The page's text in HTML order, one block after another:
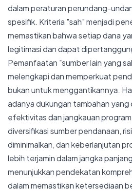
dalam peraturan perundang-
spesifik. Kriteria "sah" menjadi
memastikan bahwa setiap dana
legitimasi dan dapat
Pemanfaatan "sumber lain yang
melengkapi dan memperkuat
bukan untuk menggantikannya.
adanya dukungan tambahan
efektivitas dan jangkauan
diversifikasi sumber pendanaan,
diminimalkan, dan keberlanjutan
lebih terjamin dalam jangka
menunjukkan pendekatan
dalam memastikan ketersediaan